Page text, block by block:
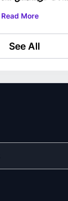
Read More
See All